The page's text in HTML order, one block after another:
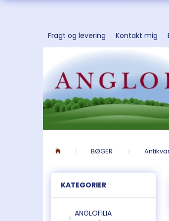
Fragt og levering Kontakt mig
BØGER
KATEGORIER
ANGLOFILIA